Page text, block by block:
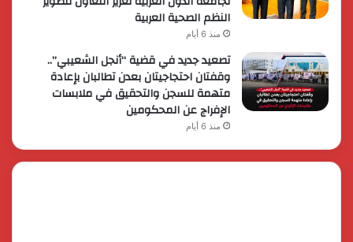
النظم الصحية العربية
منذ 6 أيام
تصعيد جديد في قضية “أنجل الشعيبي”..
وقفتان احتجاجيتان بعدن تطالبان بإعادة
متهمة للسجن والتحقيق في ملابسات
الإفراج عن المحكومين
منذ 6 أيام